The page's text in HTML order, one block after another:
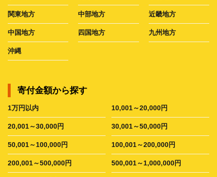
関東地方 中部地方 近畿地方
中国地方 四国地方 九州地方
沖縄
寄付金額から探す
1万円以内 10,001～20,000円
20,001～30,000円 30,001～50,000円
50,001～100,000円 100,001～200,000円
200,001～500,000円 500,001～1,000,000円